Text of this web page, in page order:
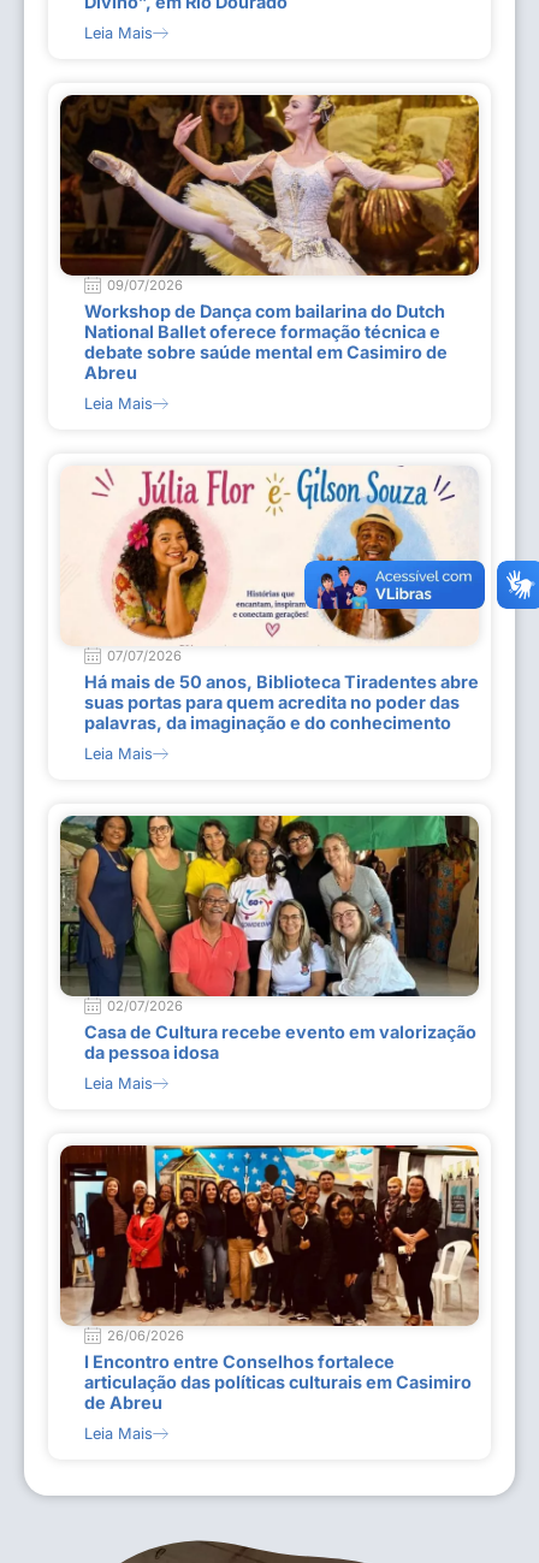
Leia Mais
09/07/2026
Workshop de Dança com bailarina do Dutch
National Ballet oferece formação técnica e
debate sobre saúde mental em Casimiro de
Abreu
Leia Mais
07/07/2026
Há mais de 50 anos, Biblioteca Tiradentes abre
suas portas para quem acredita no poder das
palavras, da imaginação e do conhecimento
Leia Mais
02/07/2026
Casa de Cultura recebe evento em valorização
da pessoa idosa
Leia Mais
26/06/2026
I Encontro entre Conselhos fortalece
articulação das políticas culturais em Casimiro
de Abreu
Leia Mais